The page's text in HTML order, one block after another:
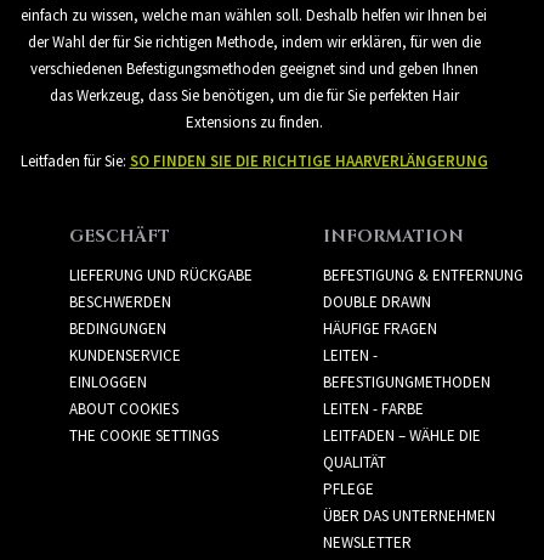
einfach zu wissen, welche man wählen soll. Deshalb helfen wir Ihnen bei
der Wahl der für Sie richtigen Methode, indem wir erklären, für wen die
verschiedenen Befestigungsmethoden geeignet sind und geben Ihnen
das Werkzeug, dass Sie benötigen, um die für Sie perfekten Hair
Extensions zu finden.
Leitfaden für Sie: SO FINDEN SIE DIE RICHTIGE HAARVERLÄNGERUNG
GESCHÄFT
LIEFERUNG UND RÜCKGABE
BESCHWERDEN
BEDINGUNGEN
KUNDENSERVICE
EINLOGGEN
ABOUT COOKIES
THE COOKIE SETTINGS
INFORMATION
BEFESTIGUNG & ENTFERNUNG
DOUBLE DRAWN
HÄUFIGE FRAGEN
LEITEN -
BEFESTIGUNGMETHODEN
LEITEN - FARBE
LEITFADEN – WÄHLE DIE
QUALITÄT
PFLEGE
ÜBER DAS UNTERNEHMEN
NEWSLETTER